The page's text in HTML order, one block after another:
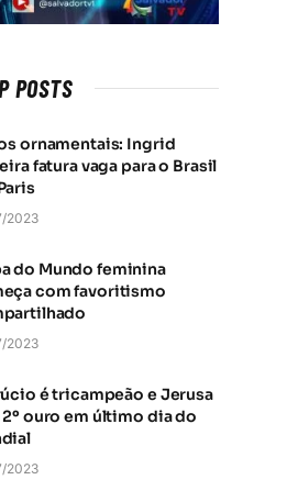
POSTS
ornamentais: Ingrid
fatura vaga para o Brasil
2023
do Mundo feminina
com favoritismo
2023
é tricampeão e Jerusa
2º ouro em último dia do
2023